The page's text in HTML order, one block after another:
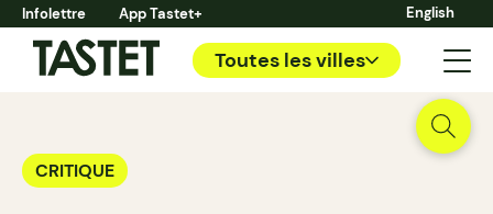
Infolettre App Tastet+ English
Toutes les villes
CRITIQUE